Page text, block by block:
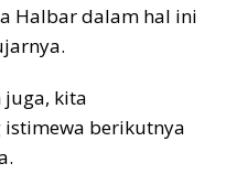
Halbar dalam hal ini
juga, kita
berikutnya